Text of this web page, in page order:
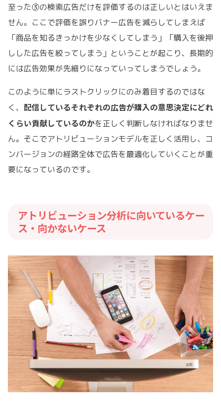
至った③の検索広告だけを評価するのは正しいとはいえま
せん。ここで評価を誤りバナー広告を減らしてしまえば
「商品を知るきっかけを少なくしてしまう」「購入を後押
しした広告を絞ってしまう」ということが起こり、長期的
には広告効果が先細りになっていってしまうでしょう。
このように単にラストクリックにのみ着目するのではな
く、 配信しているそれぞれの広告が購入の意思決定にどれ
くらい貢献しているのかを正しく判断しなければなりませ
ん。そこでアトリビューションモデルを正しく活用し、コ
ンバージョンの経路全体で広告を最適化していくことが重
要になっているのです。
アトリビューション分析に向いているケー
ス・向かないケース